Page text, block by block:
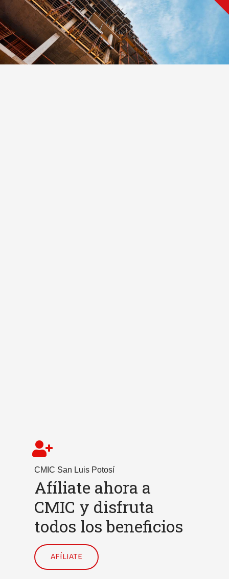
CMIC San Luis Potosí
Afíliate ahora a
CMIC y disfruta
todos los beneficios
AFÍLIATE